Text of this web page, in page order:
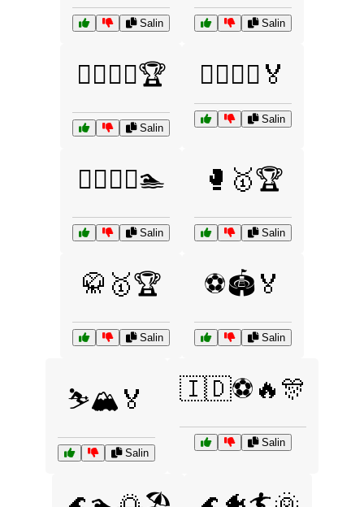
Salin Salin
🤸‍♂️🤸‍♀️🏆
Salin
🤼‍♂️🤼‍♀️🏅
Salin
🤽‍♂️🤽‍♀️🏊
Salin
🥊🥇🏆
Salin
🥋🥇🏆
Salin
⚽🏟️🏅
Salin
⛷️🏔️🏅
Salin
🇮🇩⚽🔥🎊
Salin